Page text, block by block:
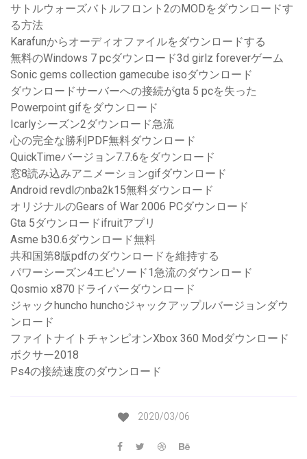
サトルウォーズバトルフロント2のMODをダウンロードす
る方法
Karafunからオーディオファイルをダウンロードする
無料のWindows 7 pcダウンロード3d girlz foreverゲーム
Sonic gems collection gamecube isoダウンロード
ダウンロードサーバーへの接続がgta 5 pcを失った
Powerpoint gifをダウンロード
Icarlyシーズン2ダウンロード急流
心の完全な勝利PDF無料ダウンロード
QuickTimeバージョン7.7.6をダウンロード
窓8読み込みアニメーションgifダウンロード
Android revdlのnba2k15無料ダウンロード
オリジナルのGears of War 2006 PCダウンロード
Gta 5ダウンロードifruitアプリ
Asme b30.6ダウンロード無料
共和国第8版pdfのダウンロードを維持する
パワーシーズン4エピソード1急流のダウンロード
Qosmio x870ドライバーダウンロード
ジャックhuncho hunchoジャックアップルバージョンダウ
ンロード
ファイトナイトチャンピオンXbox 360 Modダウンロード
ボクサー2018
Ps4の接続速度のダウンロード
2020/03/06